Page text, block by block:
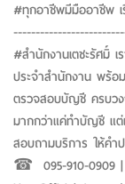
#ทุกอาชีพมีมืออาชีพ เ
#สำนักงานเตชะรัศมิ์
ประจำสำนักงาน พร้
ตรวจสอบบัญชี ครบว
มากกว่าแค่ทำบัญชี แ
สอบถามบริการ ให้ค
☎︎ 095-910-0909 |